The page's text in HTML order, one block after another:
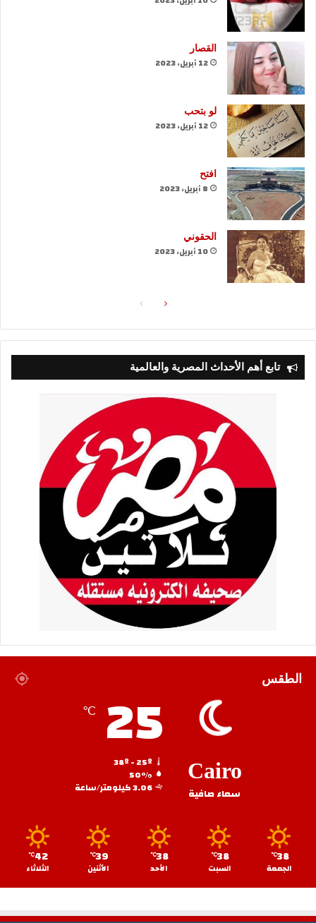
القصار
12 أبريل، 2023
لو بتحب
12 أبريل، 2023
افتح
8 أبريل، 2023
الحقوني
10 أبريل، 2023
الصفحةالصفحة
تابع أهم الأحداث المصرية والعالمية
الطقس
Cairo
سماء صافية
25
℃
50%
3.06 كيلومتر/ساعة
38
℃
الجمعة
38
℃
السبت
38
℃
الأحد
39
℃
الأثنين
42
℃
الثلاثاء